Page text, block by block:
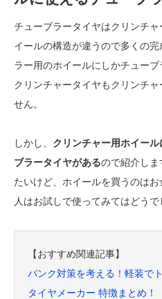
チューブラータイヤはクリンチ
イールの構造が違うので多くの
ラー用のホイールにしかチューブ
クリンチャータイヤもクリンチ
せん。
しかし、 クリンチャー用ホイー
ブラータイヤがあるので紹介しま
たいけど、ホイールを買うのは
人はお試しで使ってみてはどうで
【おすすめ関連記事】
パンク対策を考える！軽装で
タイヤメーカー 特徴まとめ！